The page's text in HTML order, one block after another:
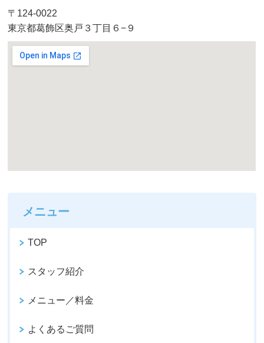
〒124-0022
東京都葛飾区奥戸３丁目６−９
メニュー
TOP
スタッフ紹介
メニュー／料金
よくあるご質問